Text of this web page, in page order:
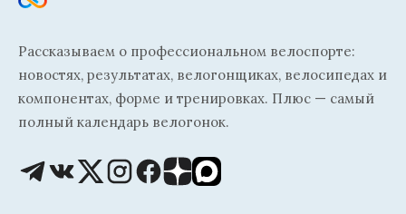
Рассказываем о профессиональном велоспорте:
новостях, результатах, велогонщиках, велосипедах и
компонентах, форме и тренировках. Плюс — самый
полный календарь велогонок.